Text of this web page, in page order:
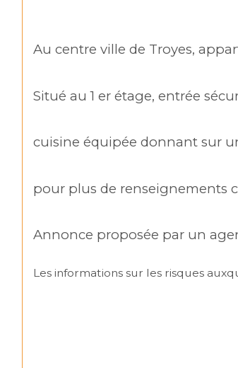
Au centre ville de Troyes,
Situé au 1 er étage, entrée
cuisine équipée donnant sur
pour plus de renseignements
Annonce proposée par un
Les informations sur les risques